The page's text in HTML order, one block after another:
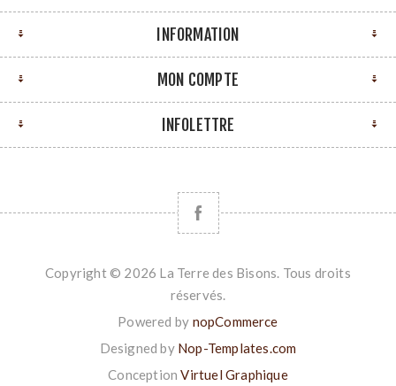
INFORMATION
MON COMPTE
INFOLETTRE
Copyright © 2026 La Terre des Bisons. Tous droits
réservés.
Powered by nopCommerce
Designed by Nop-Templates.com
ConceptionVirtuel Graphique